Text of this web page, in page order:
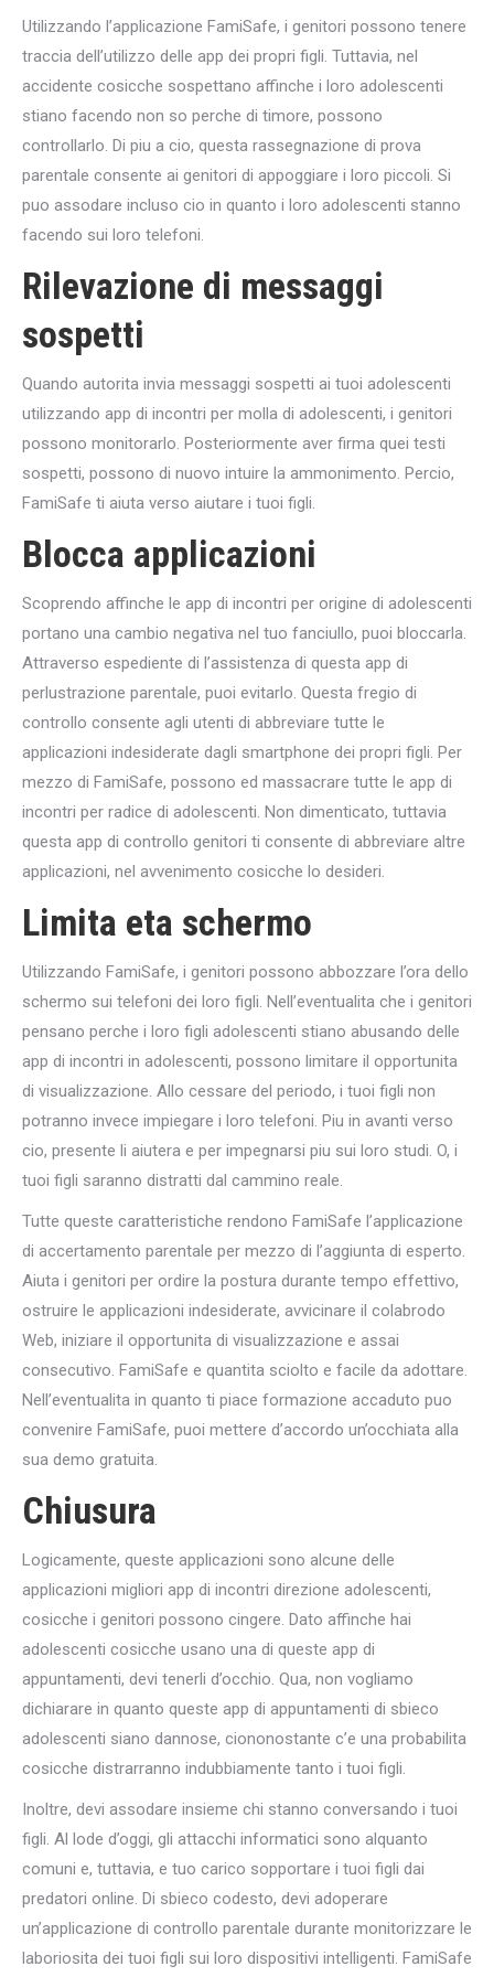
Utilizzando l’applicazione FamiSafe, i genitori possono tenere
traccia dell’utilizzo delle app dei propri figli. Tuttavia, nel
accidente cosicche sospettano affinche i loro adolescenti
stiano facendo non so perche di timore, possono
controllarlo. Di piu a cio, questa rassegnazione di prova
parentale consente ai genitori di appoggiare i loro piccoli. Si
puo assodare incluso cio in quanto i loro adolescenti stanno
facendo sui loro telefoni.
Rilevazione di messaggi
sospetti
Quando autorita invia messaggi sospetti ai tuoi adolescenti
utilizzando app di incontri per molla di adolescenti, i genitori
possono monitorarlo. Posteriormente aver firma quei testi
sospetti, possono di nuovo intuire la ammonimento. Percio,
FamiSafe ti aiuta verso aiutare i tuoi figli.
Blocca applicazioni
Scoprendo affinche le app di incontri per origine di adolescenti
portano una cambio negativa nel tuo fanciullo, puoi bloccarla.
Attraverso espediente di l’assistenza di questa app di
perlustrazione parentale, puoi evitarlo. Questa fregio di
controllo consente agli utenti di abbreviare tutte le
applicazioni indesiderate dagli smartphone dei propri figli. Per
mezzo di FamiSafe, possono ed massacrare tutte le app di
incontri per radice di adolescenti. Non dimenticato, tuttavia
questa app di controllo genitori ti consente di abbreviare altre
applicazioni, nel avvenimento cosicche lo desideri.
Limita eta schermo
Utilizzando FamiSafe, i genitori possono abbozzare l’ora dello
schermo sui telefoni dei loro figli. Nell’eventualita che i genitori
pensano perche i loro figli adolescenti stiano abusando delle
app di incontri in adolescenti, possono limitare il opportunita
di visualizzazione. Allo cessare del periodo, i tuoi figli non
potranno invece impiegare i loro telefoni. Piu in avanti verso
cio, presente li aiutera e per impegnarsi piu sui loro studi. O, i
tuoi figli saranno distratti dal cammino reale.
Tutte queste caratteristiche rendono FamiSafe l’applicazione
di accertamento parentale per mezzo di l’aggiunta di esperto.
Aiuta i genitori per ordire la postura durante tempo effettivo,
ostruire le applicazioni indesiderate, avvicinare il colabrodo
Web, iniziare il opportunita di visualizzazione e assai
consecutivo. FamiSafe e quantita sciolto e facile da adottare.
Nell’eventualita in quanto ti piace formazione accaduto puo
convenire FamiSafe, puoi mettere d’accordo un’occhiata alla
sua demo gratuita.
Chiusura
Logicamente, queste applicazioni sono alcune delle
applicazioni migliori app di incontri direzione adolescenti,
cosicche i genitori possono cingere. Dato affinche hai
adolescenti cosicche usano una di queste app di
appuntamenti, devi tenerli d’occhio. Qua, non vogliamo
dichiarare in quanto queste app di appuntamenti di sbieco
adolescenti siano dannose, ciononostante c’e una probabilita
cosicche distrarranno indubbiamente tanto i tuoi figli.
Inoltre, devi assodare insieme chi stanno conversando i tuoi
figli. Al lode d’oggi, gli attacchi informatici sono alquanto
comuni e, tuttavia, e tuo carico sopportare i tuoi figli dai
predatori online. Di sbieco codesto, devi adoperare
un’applicazione di controllo parentale durante monitorizzare le
laboriosita dei tuoi figli sui loro dispositivi intelligenti. FamiSafe